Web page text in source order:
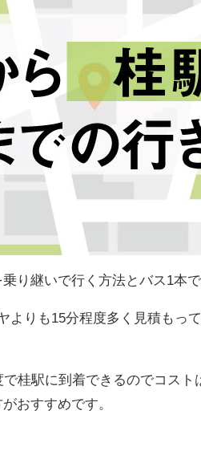
り継いで行く方法とバス1本
りも15分程度多く見積もっ
桂駅に到着できるのでコスト
おすすめです。